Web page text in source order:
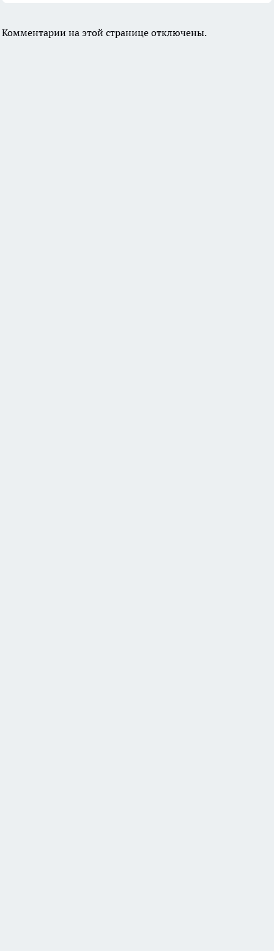
Комментарии на этой странице отключены.